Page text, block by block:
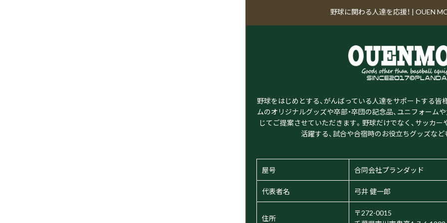
野球に関わる人達を応援！ | OUEN
野球をはじめとする、がんばっている人達をサポートする皆
ムのオリジナルグッズや卒部・卒団の記念品、ユニフォーム
じてご提案させていただきます。野球だけでなく、サッカ
活躍する、試合や合宿時のお役立ちグッズな
屋号 合同会社プランダッド
代表者名 弓井 健一郎
住所
〒272-0015